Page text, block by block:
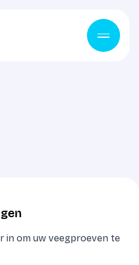
in om uw veegproeven te